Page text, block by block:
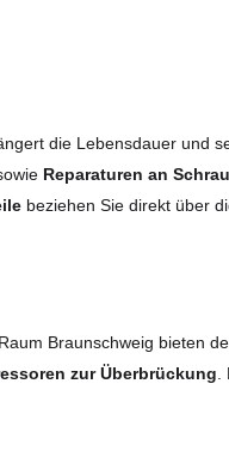
die Lebensdauer und
Reparaturen an
beziehen Sie direkt über
Braunschweig bieten
zur Überbrückung